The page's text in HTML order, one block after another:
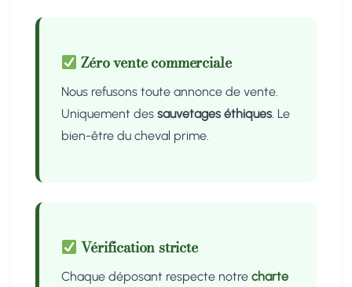
Zéro vente commerciale
Nous refusons toute annonce de vente.
Uniquement des sauvetages éthiques. Le
bien-être du cheval prime.
Vérification stricte
Chaque déposant respecte notre charte